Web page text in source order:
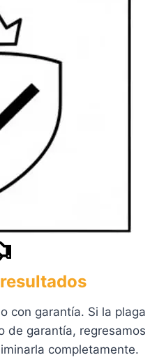
con garantía. Si la plaga
de garantía, regresamos
completamente.